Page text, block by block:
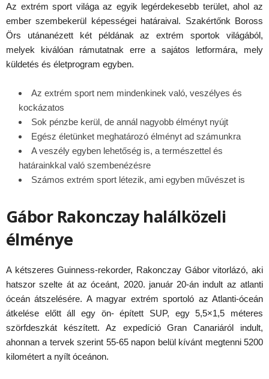
Az extrém sport világa az egyik legérdekesebb terület, ahol az
ember szembekerül képességei határaival. Szakértőnk Boross
Örs utánanézett két példának az extrém sportok világából,
melyek kiválóan rámutatnak erre a sajátos letformára, mely
küldetés és életprogram egyben.
Az extrém sport nem mindenkinek való, veszélyes és
kockázatos
Sok pénzbe kerül, de annál nagyobb élményt nyújt
Egész életünket meghatározó élményt ad számunkra
A veszély egyben lehetőség is, a természettel és
határainkkal való szembenézésre
Számos extrém sport létezik, ami egyben művészet is
Gábor Rakonczay halálközeli
élménye
A kétszeres Guinness-rekorder, Rakonczay Gábor vitorlázó, aki
hatszor szelte át az óceánt, 2020. január 20-án indult az atlanti
óceán átszelésére. A magyar extrém sportoló az Atlanti-óceán
átkelése előtt áll egy ön- épített SUP, egy 5,5×1,5 méteres
szörfdeszkát készített. Az expedíció Gran Canariáról indult,
ahonnan a tervek szerint 55-65 napon belül kívánt megtenni 5200
kilométert a nyílt óceánon.